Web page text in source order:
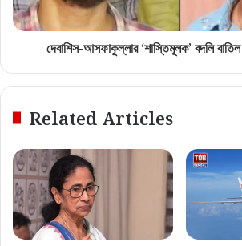
দেবাশিস-আসফাকুল্লার ‘শাস্তিমূলক’ বদলি
Related Articles